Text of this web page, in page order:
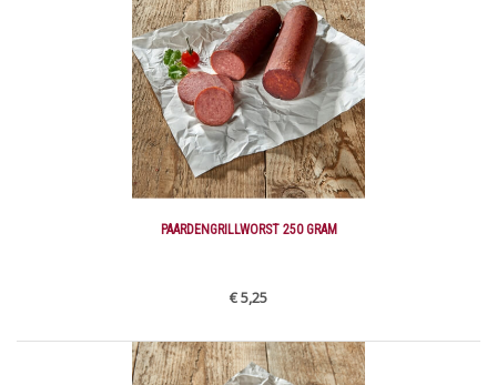
PAARDENGRILLWORST 250 GRAM
€ 5,25